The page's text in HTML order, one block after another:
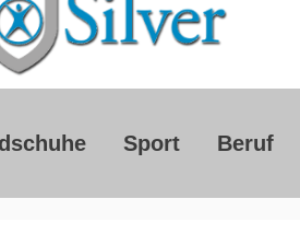
Sport Beruf